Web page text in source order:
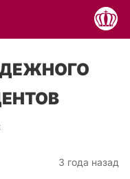
3 года назад